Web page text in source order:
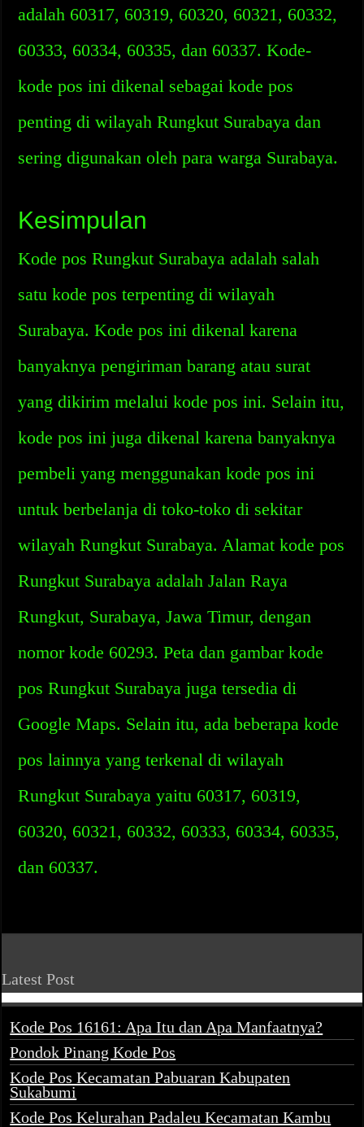
adalah 60317, 60319, 60320, 60321, 60332,
60333, 60334, 60335, dan 60337. Kode-
kode pos ini dikenal sebagai kode pos
penting di wilayah Rungkut Surabaya dan
sering digunakan oleh para warga Surabaya.
Kesimpulan
Kode pos Rungkut Surabaya adalah salah
satu kode pos terpenting di wilayah
Surabaya. Kode pos ini dikenal karena
banyaknya pengiriman barang atau surat
yang dikirim melalui kode pos ini. Selain itu,
kode pos ini juga dikenal karena banyaknya
pembeli yang menggunakan kode pos ini
untuk berbelanja di toko-toko di sekitar
wilayah Rungkut Surabaya. Alamat kode pos
Rungkut Surabaya adalah Jalan Raya
Rungkut, Surabaya, Jawa Timur, dengan
nomor kode 60293. Peta dan gambar kode
pos Rungkut Surabaya juga tersedia di
Google Maps. Selain itu, ada beberapa kode
pos lainnya yang terkenal di wilayah
Rungkut Surabaya yaitu 60317, 60319,
60320, 60321, 60332, 60333, 60334, 60335,
dan 60337.
Latest Post
Kode Pos 16161: Apa Itu dan Apa Manfaatnya?
Pondok Pinang Kode Pos
Kode Pos Kecamatan Pabuaran Kabupaten
Sukabumi
Kode Pos Kelurahan Padaleu Kecamatan Kambu